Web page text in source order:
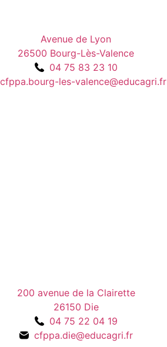
Avenue de Lyon
26500 Bourg-Lès-Valence
04 75 83 23 10
cfppa.bourg-les-valence@educagri.fr
200 avenue de la Clairette
26150 Die
04 75 22 04 19
cfppa.die@educagri.fr